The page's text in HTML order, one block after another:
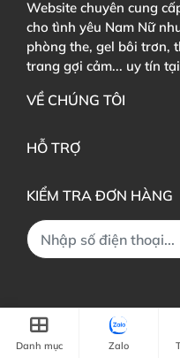
Website chuyên cung
cho tình yêu Nam Nữ
phòng the, gel bôi trơn,
trang gợi cảm... uy tín
VỀ CHÚNG TÔI
HỖ TRỢ
KIỂM TRA ĐƠN HÀNG
Danh mục Zalo